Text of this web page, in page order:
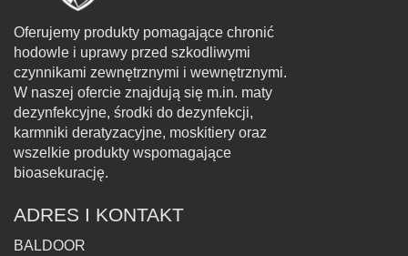
Oferujemy produkty pomagające chronić
hodowle i uprawy przed szkodliwymi
czynnikami zewnętrznymi i wewnętrznymi.
W naszej ofercie znajdują się m.in. maty
dezynfekcyjne, środki do dezynfekcji,
karmniki deratyzacyjne, moskitiery oraz
wszelkie produkty wspomagające
bioasekurację.
ADRES I KONTAKT
BALDOOR